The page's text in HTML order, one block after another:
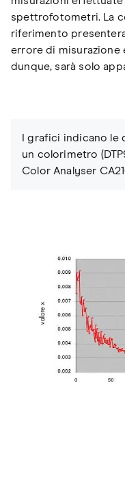
spettrofotometri. La
riferimento
errore di misurazione
dunque, sarà solo
I grafici indicano
un colorimetro
Color Analyser